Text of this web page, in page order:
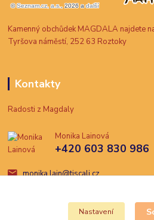
Kamenný obchůdek MAGDALA najdete
Tyršova náměstí, 252 63 Roztoky
Kontakty
Radosti z Magdaly
Monika Lainová
+420 603 830 986
monika.lain@tiscali.cz
Nastavení